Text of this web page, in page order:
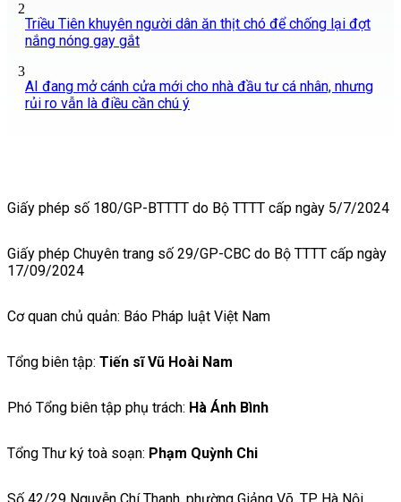
2
Triều Tiên khuyên người dân ăn thịt chó để chống lại đợt
nắng nóng gay gắt
3
AI đang mở cánh cửa mới cho nhà đầu tư cá nhân, nhưng
rủi ro vẫn là điều cần chú ý
Giấy phép số 180/GP-BTTTT do Bộ TTTT cấp ngày 5/7/2024
Giấy phép Chuyên trang số 29/GP-CBC do Bộ TTTT cấp ngày
17/09/2024
Cơ quan chủ quản: Báo Pháp luật Việt Nam
Tổng biên tập: Tiến sĩ Vũ Hoài Nam
Phó Tổng biên tập phụ trách: Hà Ánh Bình
Tổng Thư ký toà soạn: Phạm Quỳnh Chi